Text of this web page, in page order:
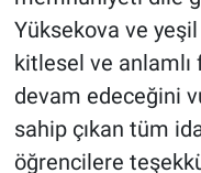
Yüksekova ve
kitlesel ve
devam edeceğini
sahip çıkan tüm
öğrencilere